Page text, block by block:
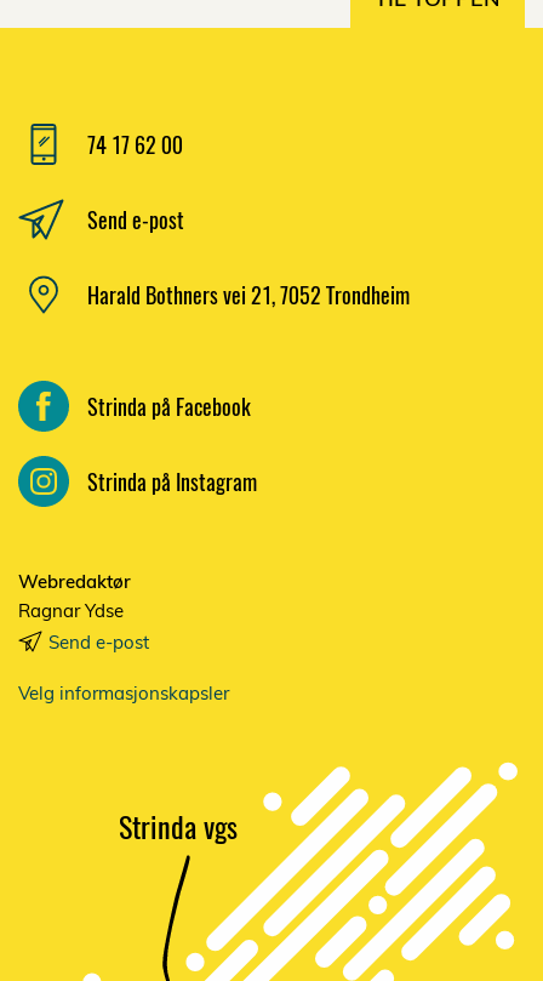
74 17 62 00
Send e-post
Harald Bothners vei 21, 7052 Trondheim
Strinda på Facebook
Strinda på Instagram
Webredaktør
Ragnar Ydse
Send e-post
Velg informasjonskapsler
Strinda vgs